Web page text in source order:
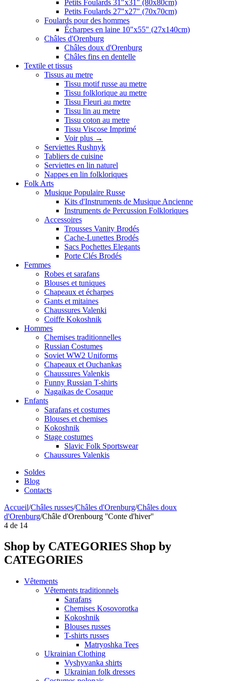
Petits Foulards 31"x31" (80x80cm)
Petits Foulards 27"x27" (70x70cm)
Foulards pour des hommes
Écharpes en laine 10"x55" (27x140cm)
Châles d'Orenburg
Châles doux d'Orenburg
Châles fins en dentelle
Textile et tissus
Tissus au metre
Tissu motif russe au metre
Tissu folklorique au metre
Tissu Fleuri au metre
Tissu lin au metre
Tissu coton au metre
Tissu Viscose Imprimé
Voir plus →
Serviettes Rushnyk
Tabliers de cuisine
Serviettes en lin naturel
Nappes en lin folkloriques
Folk Arts
Musique Populaire Russe
Kits d'Instruments de Musique Ancienne
Instruments de Percussion Folkloriques
Accessoires
Trousses Vanity Brodés
Cache-Lunettes Brodés
Sacs Pochettes Elegants
Porte Clés Brodés
Femmes
Robes et sarafans
Blouses et tuniques
Chapeaux et écharpes
Gants et mitaines
Chaussures Valenki
Coiffe Kokoshnik
Hommes
Chemises traditionnelles
Russian Costumes
Soviet WW2 Uniforms
Chapeaux et Ouchankas
Chaussures Valenkis
Funny Russian T-shirts
Nagaikas de Cosaque
Enfants
Sarafans et costumes
Blouses et chemises
Kokoshnik
Stage costumes
Slavic Folk Sportswear
Chaussures Valenkis
Soldes
Blog
Contacts
Accueil/Châles russes/Châles d'Orenburg/Châles doux
d'Orenburg/Châle d'Orenbourg ''Conte d'hiver''
4 de 14
Shop by CATEGORIES Shop by
CATEGORIES
Vêtements
Vêtements traditionnels
Sarafans
Chemises Kosovorotka
Kokoshnik
Blouses russes
T-shirts russes
Matryoshka Tees
Ukrainian Clothing
Vyshyvanka shirts
Ukrainian folk dresses